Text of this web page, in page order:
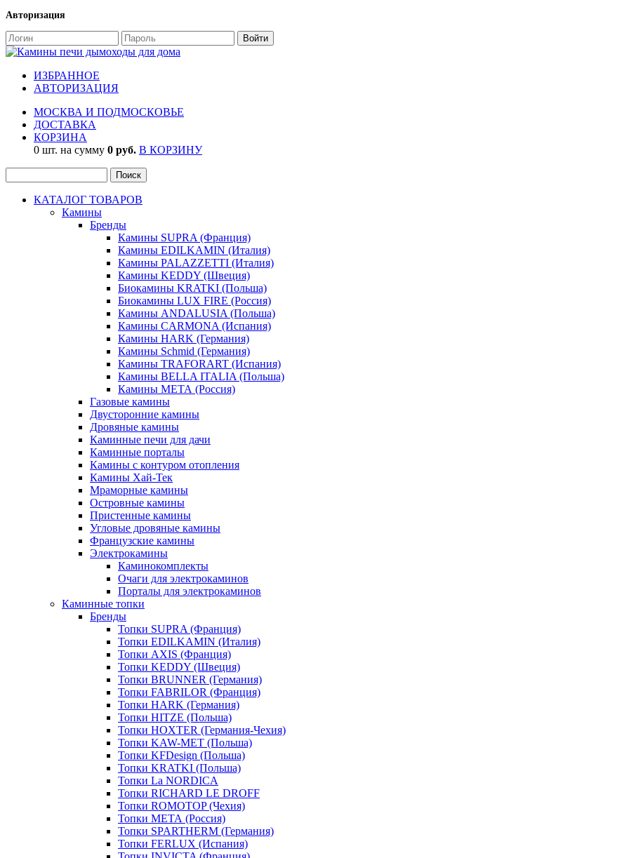
Авторизация
ИЗБРАННОЕ
АВТОРИЗАЦИЯ
МОСКВА И ПОДМОСКОВЬЕ
ДОСТАВКА
КОРЗИНА
0 шт. на сумму 0 руб. В КОРЗИНУ
КАТАЛОГ ТОВАРОВ
Камины
Бренды
Камины SUPRA (Франция)
Камины EDILKAMIN (Италия)
Камины PALAZZETTI (Италия)
Камины KEDDY (Швеция)
Биокамины KRATKI (Польша)
Биокамины LUX FIRE (Россия)
Камины ANDALUSIA (Польша)
Камины CARMONA (Испания)
Камины HARK (Германия)
Камины Schmid (Германия)
Камины TRAFORART (Испания)
Камины BELLA ITALIA (Польша)
Камины МЕТА (Россия)
Газовые камины
Двусторонние камины
Дровяные камины
Каминные печи для дачи
Каминные порталы
Камины с контуром отопления
Камины Хай-Тек
Мраморные камины
Островные камины
Пристенные камины
Угловые дровяные камины
Французские камины
Электрокамины
Каминокомплекты
Очаги для электрокаминов
Порталы для электрокаминов
Каминные топки
Бренды
Топки SUPRA (Франция)
Топки EDILKAMIN (Италия)
Топки AXIS (Франция)
Топки KEDDY (Швеция)
Топки BRUNNER (Германия)
Топки FABRILOR (Франция)
Топки HARK (Германия)
Топки HITZE (Польша)
Топки HOXTER (Германия-Чехия)
Топки KAW-MET (Польша)
Топки KFDesign (Польша)
Топки KRATKI (Польша)
Топки La NORDICA
Топки RICHARD LE DROFF
Топки ROMOTOP (Чехия)
Топки МЕТА (Россия)
Топки SPARTHERM (Германия)
Топки FERLUX (Испания)